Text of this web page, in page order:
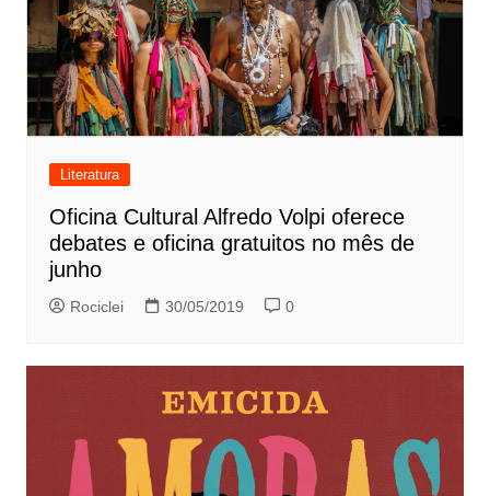
Literatura
Oficina Cultural Alfredo Volpi oferece
debates e oficina gratuitos no mês de
junho
Rociclei 30/05/2019 0